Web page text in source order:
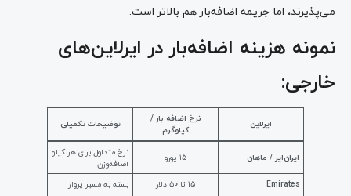
می‌پذیرند، اما جریمه اضافه‌بار هم بالاتر است.
نمونه هزینه اضافه‌بار در ایرلاین‌های
خارجی:
ایرلاین
نرخ اضافه بار /
کیلوگرم
توضیحات تکمیلی
ایران‌ایر / ماهان ۱۵ یورو
نرخ متداول برای هر کیلو
اضافه‌وزن
Emirates
۱۵ تا ۵۰ دلار
بسته به مسیر پرواز